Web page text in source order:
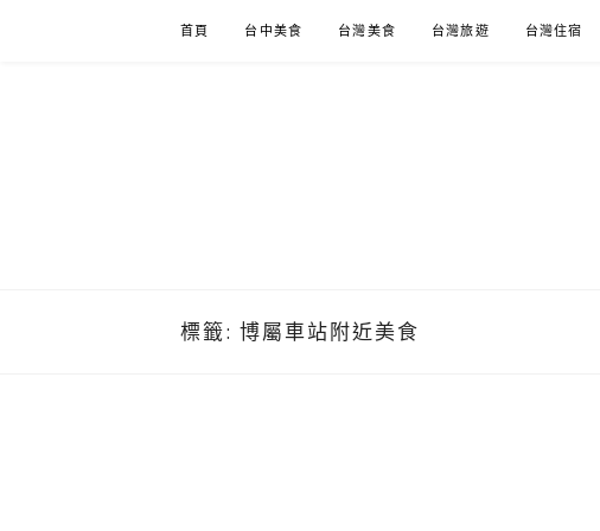
首頁 台中美食 台灣美食 台灣旅遊 台灣住宿
標籤: 博屬車站附近美食